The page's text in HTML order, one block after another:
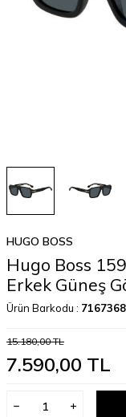
HUGO BOSS
Hugo Boss
Erkek Güneş
Ürün Barkodu :
15.180,00TL
7.590,00 TL